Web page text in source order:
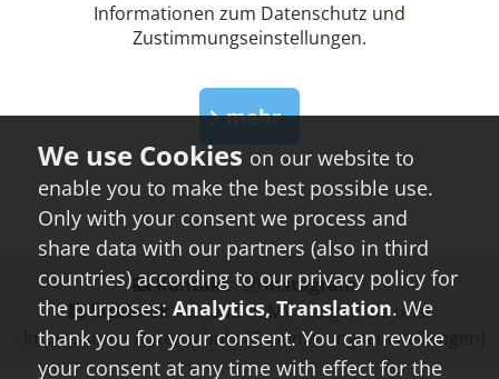
Informationen zum Datenschutz und
Zustimmungseinstellungen.
mehr
Kontakt ⋅ instagram⋅
facebook - Urlaub in MV - folgen Sie uns!
Impressum ⋅ Datenschutz(Zustimmungseinstellungen)
on our website to
enable you to make the best possible use.
Only with your consent we process and
share data with our partners (also in third
countries) according to our privacy policy for
the purposes: Analytics, Translation. We
thank you for your consent. You can revoke
your consent at any time with effect for the